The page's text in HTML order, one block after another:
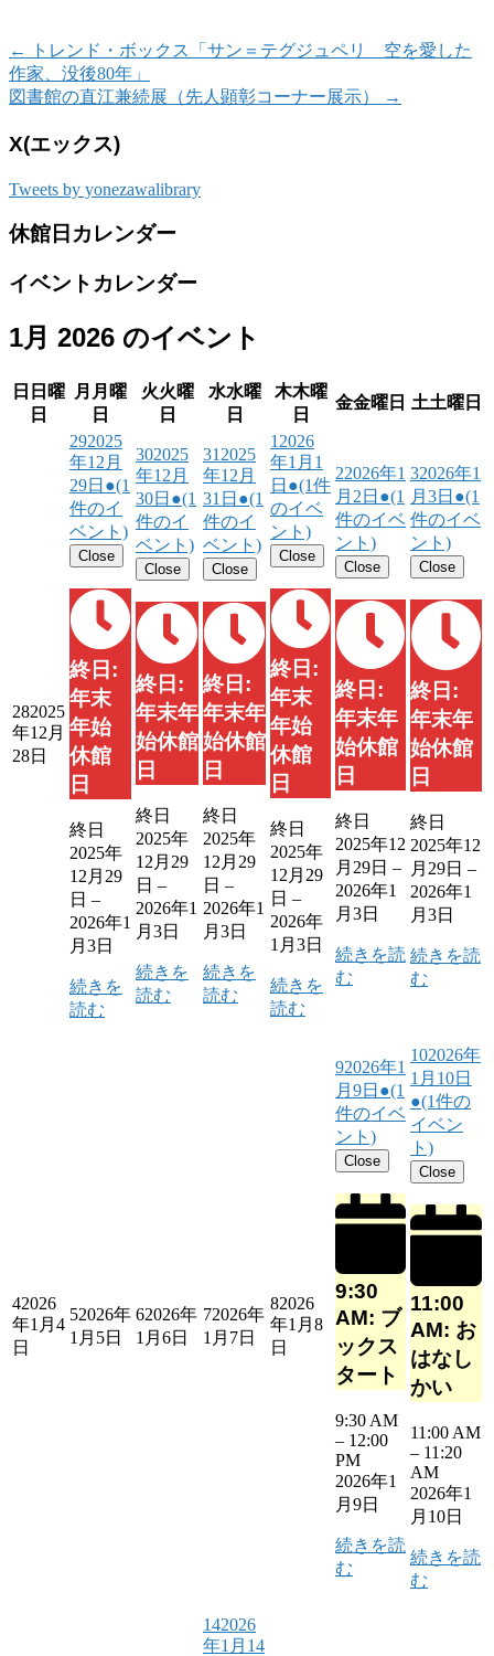
←
トレンド・ボックス「サン＝テグジュペリ 空を愛した
作家、没後80年」
図書館の直江兼続展（先人顕彰コーナー展示）
→
X(エックス)
Tweets by yonezawalibrary
休館日カレンダー
イベントカレンダー
1月 2026 のイベント
日 日曜
日
月 月曜
日
火火曜
日
水水曜
日
木木曜
日
金金曜日 土土曜日
282025
年12月
28日
292025
年12月
29日 ●(1
件のイ
ベント)
Close
終日:
年末
年始
休館
日
終日
2025年
12月29
日 –
2026年1
月3日
続きを
読む
302025
年12月
30日 ●(1
件のイ
ベント)
Close
終日:
年末年
始休館
日
終日
2025年
12月29
日 –
2026年1
月3日
続きを
読む
31 2025
年12月
31日 ●(1
件のイ
ベント)
Close
終日:
年末年
始休館
日
終日
2025年
12月29
日 –
2026年1
月3日
続きを
読む
1 2026
年1月1
日 ●(1件
のイベ
ント)
Close
終日:
年末
年始
休館
日
終日
2025年
12月29
日 –
2026年
1月3日
続きを
読む
22026年1
月2日 ●(1
件のイベ
ント)
Close
終日:
年末年
始休館
日
終日
2025年12
月29日 –
2026年1
月3日
続きを読
む
32026年1
月3日 ●(1
件のイベ
ント)
Close
終日:
年末年
始休館
日
終日
2025年12
月29日 –
2026年1
月3日
続きを読
む
42026
年1月4
日
52026年
1月5日
62026年
1月6日
72026年
1月7日
82026
年1月8
日
92026年1
月9日 ●(1
件のイベ
ント)
Close
9:30
AM: ブ
ックス
タート
9:30 AM
– 12:00
PM
2026年1
月9日
続きを読
む
102026年
1月10日
●(1件の
イベン
ト)
Close
11:00
AM: お
はなし
かい
11:00 AM
– 11:20
AM
2026年1
月10日
続きを読
む
142026
年1月14